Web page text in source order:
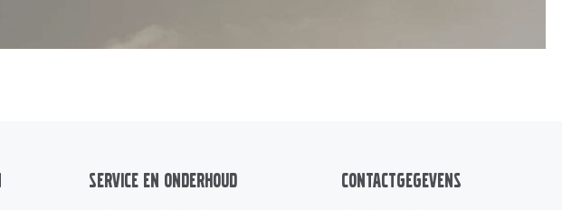
Service en onderhoud Contactgegevens